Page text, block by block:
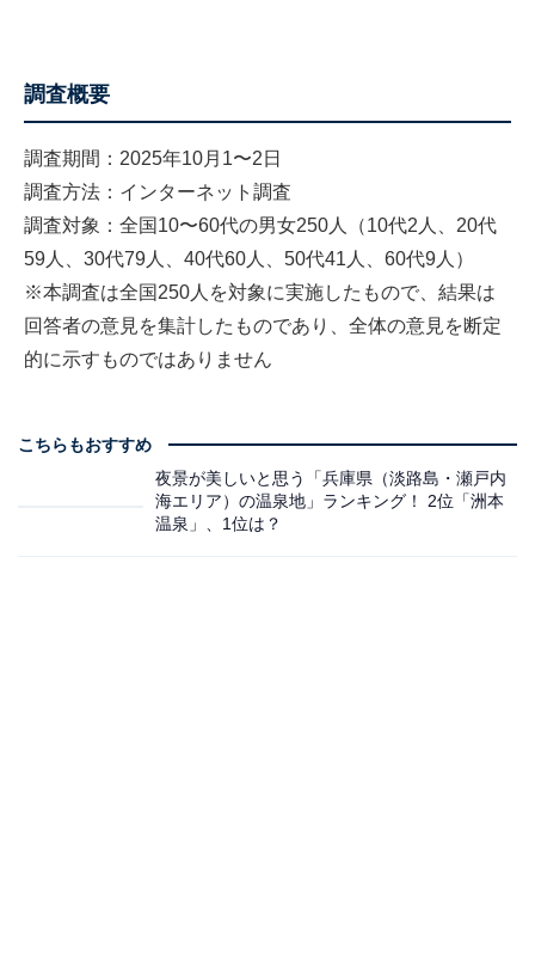
調査概要
調査期間：2025年10月1〜2日
調査方法：インターネット調査
調査対象：全国10〜60代の男女250人（10代2人、20代
59人、30代79人、40代60人、50代41人、60代9人）
※本調査は全国250人を対象に実施したもので、結果は
回答者の意見を集計したものであり、全体の意見を断定
的に示すものではありません
こちらもおすすめ
夜景が美しいと思う「兵庫県（淡路島・瀬戸内
海エリア）の温泉地」ランキング！ 2位「洲本
温泉」、1位は？